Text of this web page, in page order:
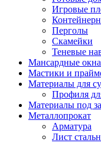
Игровые
Перголы
Скамейки
Теневые
Мансардные
Мастики и
Материалы для
Профиля
Материалы под
Металлопрокат
Арматура
Лист